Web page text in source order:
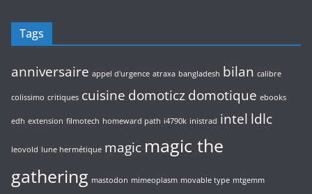
Tags
anniversaire appel d'urgence atraxa bangladesh bilan calibre
colissimo critiques cuisine domoticzdomotique ebooks
edh extension filmotech homeward path i4790k inistrad intel ldlc
leovold lune hermétique magic magic the
gathering mastodon mimeoplasm movable type mtgemm